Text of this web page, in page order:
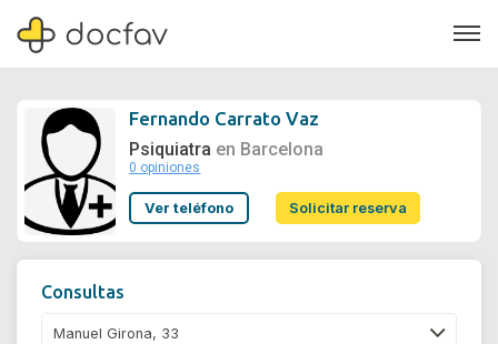
Soporte
Fernando Carrato Vaz
Psiquiatra en Barcelona
0 opiniones
Ver teléfono Solicitar reserva
Consultas